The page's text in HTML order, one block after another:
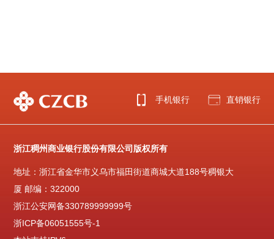
手机银行 直销银行
浙江稠州商业银行股份有限公司版权所有
地址：浙江省金华市义乌市福田街道商城大道188号稠银大
厦 邮编：322000
浙江公安网备330789999999号
浙ICP备06051555号-1